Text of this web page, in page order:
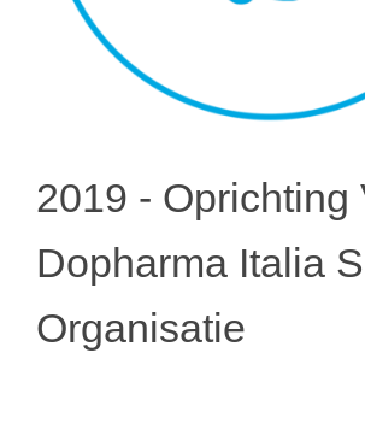
2019 - Oprichting
Dopharma Italia
Organisatie